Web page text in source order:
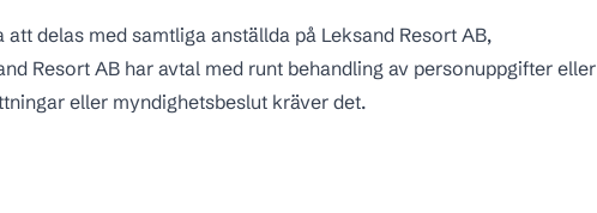
delas med samtliga anställda på Leksand Resort AB,
Resort AB har avtal med runt behandling av personuppgifter eller
eller myndighetsbeslut kräver det.